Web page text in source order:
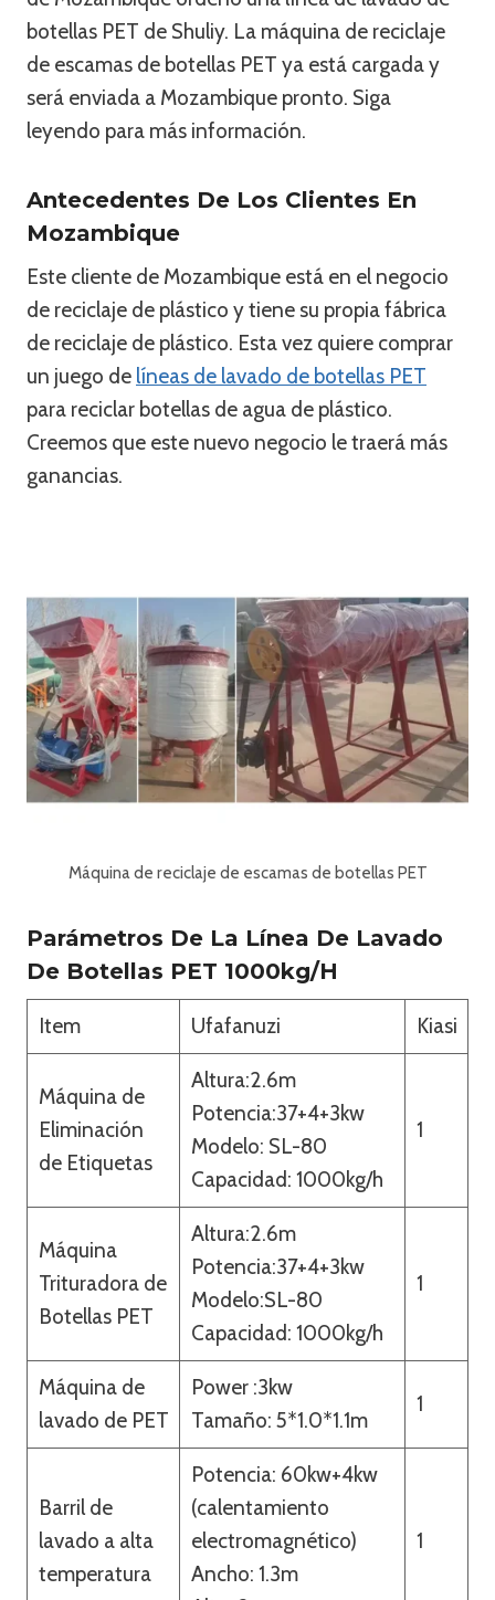
botellas PET de Shuliy. La máquina de reciclaje
de escamas de botellas PET ya está cargada y
será enviada a Mozambique pronto. Siga
leyendo para más información.
Antecedentes De Los Clientes En
Mozambique
Este cliente de Mozambique está en el negocio
de reciclaje de plástico y tiene su propia fábrica
de reciclaje de plástico. Esta vez quiere comprar
un juego de líneas de lavado de botellas PET
para reciclar botellas de agua de plástico.
Creemos que este nuevo negocio le traerá más
ganancias.
Máquina de reciclaje de escamas de botellas PET
Parámetros De La Línea De Lavado
De Botellas PET 1000kg/h
Item Ufafanuzi Kiasi
Máquina de
Eliminación
de Etiquetas
Altura:2.6m
Potencia:37+4+3kw
Modelo: SL-80
Capacidad: 1000kg/h
1
Máquina
Trituradora de
Botellas PET
Altura:2.6m
Potencia:37+4+3kw
Modelo:SL-80
Capacidad: 1000kg/h
1
Máquina de
lavado de PET
Power :3kw
Tamaño: 5*1.0*1.1m
1
Barril de
lavado a alta
temperatura
Potencia: 60kw+4kw
(calentamiento
electromagnético)
Ancho: 1.3m
1